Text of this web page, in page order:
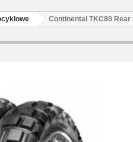
Continental TKC80 Rear